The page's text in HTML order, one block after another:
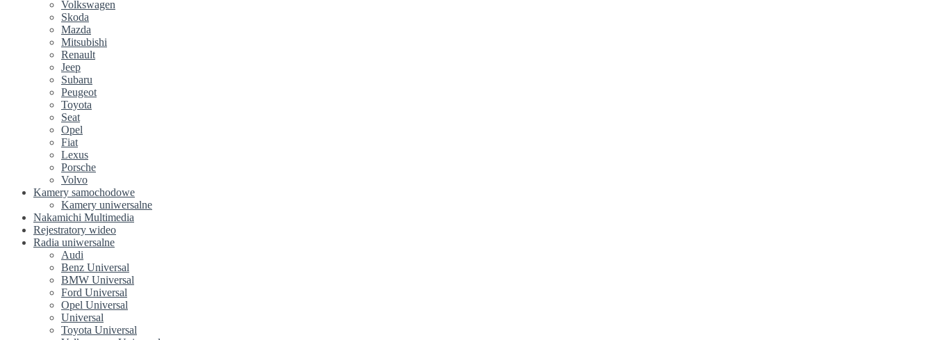
Volkswagen
Skoda
Mazda
Mitsubishi
Renault
Jeep
Subaru
Peugeot
Toyota
Seat
Opel
Fiat
Lexus
Porsche
Volvo
Kamery samochodowe
Kamery uniwersalne
Nakamichi Multimedia
Rejestratory wideo
Radia uniwersalne
Audi
Benz Universal
BMW Universal
Ford Universal
Opel Universal
Universal
Toyota Universal